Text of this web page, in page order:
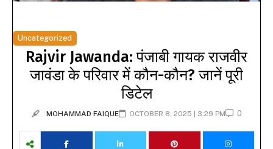
Uncategorized
Rajvir Jawanda: पंजाबी गायक राजवीर
जावंडा के परिवार में कौन-कौन? जानें पूरी
डिटेल
MOHAMMAD FAIQUE OCTOBER 8, 2025 | 3:29 PM 0